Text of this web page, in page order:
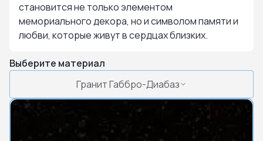
становится не только элементом
мемориального декора, но и символом памяти и
любви, которые живут в сердцах близких.
Выберите материал
Гранит Габбро-Диабаз